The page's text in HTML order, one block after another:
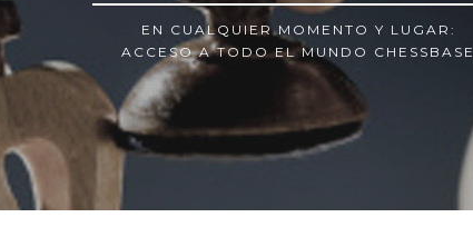
EN CUALQUIER MOMENTO Y LUGAR:
ACCESO A TODO EL MUNDO CHESSBASE